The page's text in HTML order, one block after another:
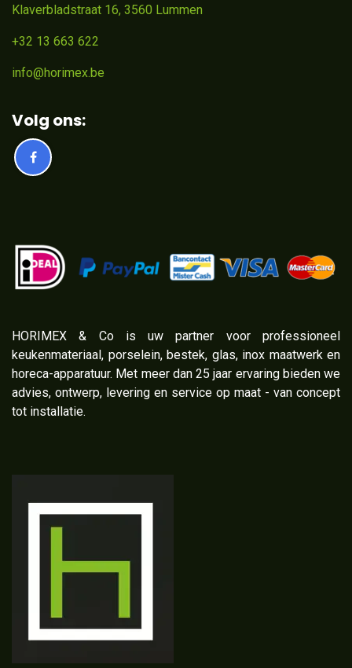
Klaverbladstraat 16, 3560 Lummen
+32 13 663 622
info@horimex.be
Volg ons:
​HORIMEX & Co is uw partner voor professioneel
keukenmateriaal, porselein, bestek, glas, inox maatwerk en
horeca-apparatuur. Met meer dan 25 jaar ervaring bieden we
advies, ontwerp, levering en service op maat - van concept
tot installatie.